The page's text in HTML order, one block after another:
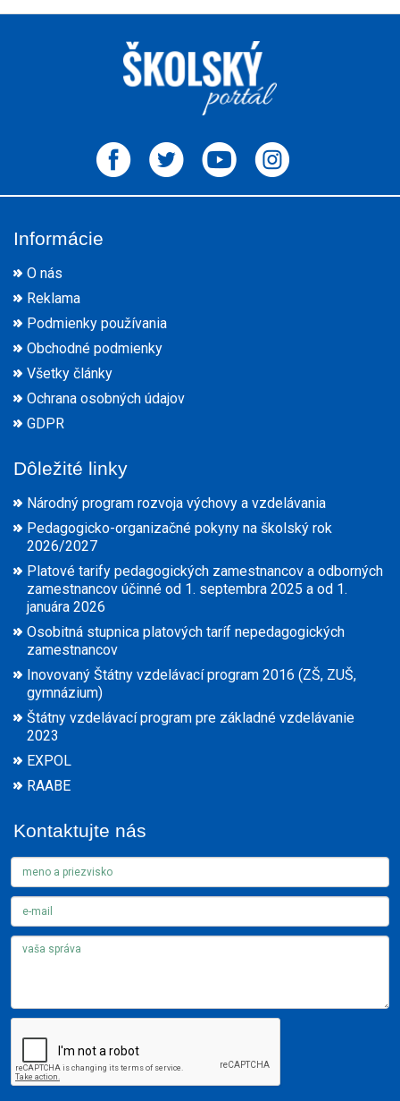
Informácie
O nás
Reklama
Podmienky používania
Obchodné podmienky
Všetky články
Ochrana osobných údajov
GDPR
Dôležité linky
Národný program rozvoja výchovy a vzdelávania
Pedagogicko-organizačné pokyny na školský rok
2026/2027
Platové tarify pedagogických zamestnancov a odborných
zamestnancov účinné od 1. septembra 2025 a od 1.
januára 2026
Osobitná stupnica platových taríf nepedagogických
zamestnancov
Inovovaný Štátny vzdelávací program 2016 (ZŠ, ZUŠ,
gymnázium)
Štátny vzdelávací program pre základné vzdelávanie
2023
EXPOL
RAABE
Kontaktujte nás